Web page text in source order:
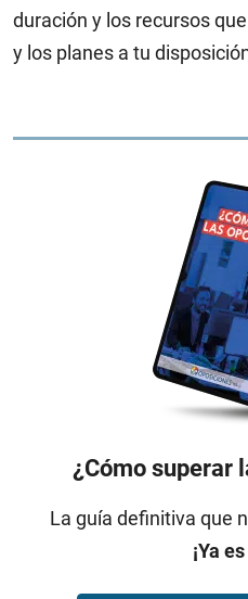
duración y los recursos
y los planes a tu
¿Cómo superar
La guía definitiva que
¡Ya